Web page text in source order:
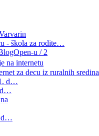
- škola za rodite…
u / 2
na internetu
za decu iz ruralnih sredina
d…
d…
d…